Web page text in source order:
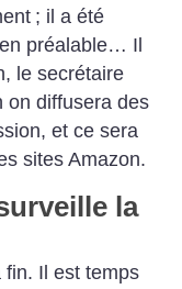
; il a été
préalable… Il
le secrétaire
on diffusera des
et ce sera
sites Amazon.
la
fin. Il est temps